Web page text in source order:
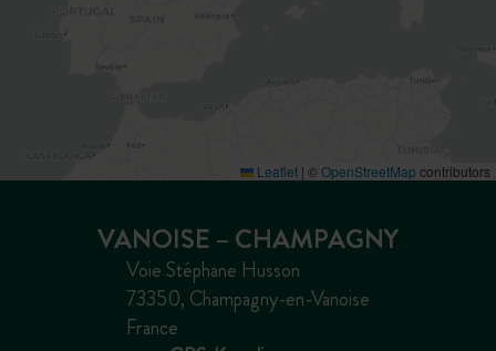
Leaflet | ©OpenStreetMap contributors
VANOISE – CHAMPAGNY
Voie Stéphane Husson
73350, Champagny-en-Vanoise
France